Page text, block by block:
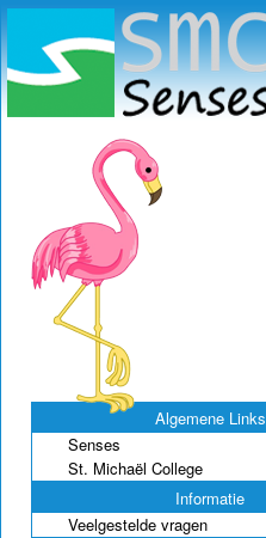
Algemene Links
Senses
St. Michaël College
Informatie
Veelgestelde vragen